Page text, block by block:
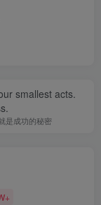
smallest acts.
是成功的秘密